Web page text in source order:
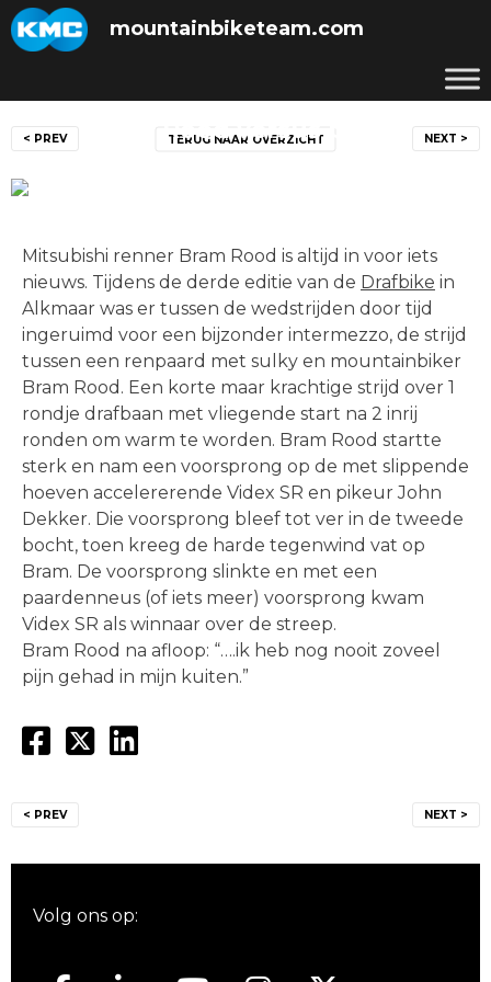
Skip
to
mountainbiketeam.com
navigatie
< PREV NEXT >
TERUG NAAR OVERZICHT
Bram Rood versus paard
Mitsubishi renner Bram Rood is altijd in voor iets
nieuws. Tijdens de derde editie van de Drafbike in
Alkmaar was er tussen de wedstrijden door tijd
ingeruimd voor een bijzonder intermezzo, de strijd
tussen een renpaard met sulky en mountainbiker
Bram Rood. Een korte maar krachtige strijd over 1
rondje drafbaan met vliegende start na 2 inrij
ronden om warm te worden. Bram Rood startte
sterk en nam een voorsprong op de met slippende
hoeven accelererende Videx SR en pikeur John
Dekker. Die voorsprong bleef tot ver in de tweede
bocht, toen kreeg de harde tegenwind vat op
Bram. De voorsprong slinkte en met een
paardenneus (of iets meer) voorsprong kwam
Videx SR als winnaar over de streep.
Bram Rood na afloop: “….ik heb nog nooit zoveel
pijn gehad in mijn kuiten.”
navigatie
< PREV NEXT >
Volg ons op: